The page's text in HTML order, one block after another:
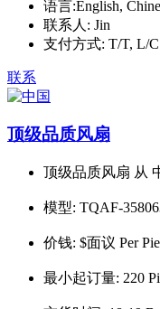
语言:English,
联系人: Jin
支付方式: T/T, L/C
联系
顶级品质风扇
顶级品质风扇 从
模型: TQAF-
价钱: $面议 Per
最小起订量: 220